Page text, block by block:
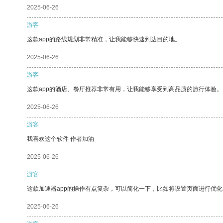
2025-06-26
游客
这款app的路线规划非常精准，让我能够快速到达目的地。
2025-06-26
游客
这款app的酒店、餐厅推荐非常有用，让我能够享受到高品质的旅行体验。
2025-06-26
游客
我喜欢这个软件 作者加油
2025-06-26
游客
这款加速器app的操作有点复杂，可以简化一下，比如将设置页面进行优
2025-06-26